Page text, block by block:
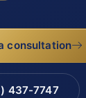
consultation
437-7747